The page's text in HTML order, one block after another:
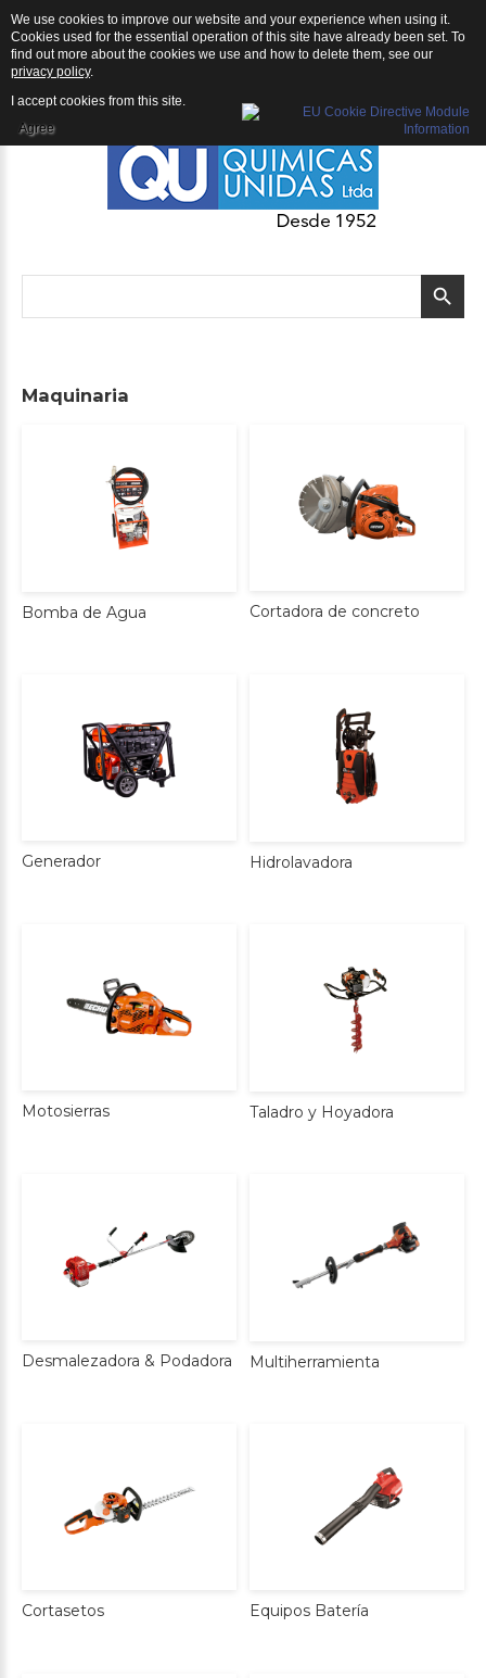
Maquinaria
Bomba de Agua Cortadora de concreto
Generador Hidrolavadora
Motosierras Taladro y Hoyadora
Desmalezadora & Podadora Multiherramienta
Cortasetos Equipos Batería
We use cookies to improve our website and your experience when using it.
Cookies used for the essential operation of this site have already been set. To
find out more about the cookies we use and how to delete them, see our
privacy policy.
I accept cookies from this site.
Agree
QU | Productos